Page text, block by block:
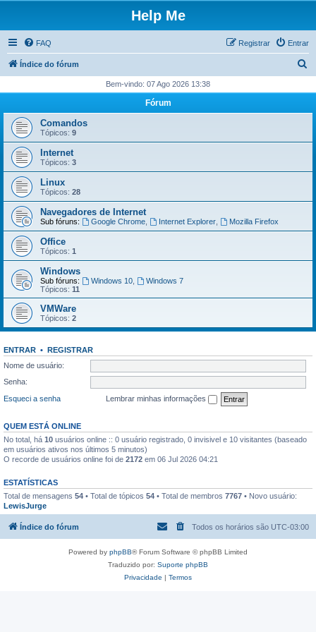
Help Me
FAQ Entrar
Registrar
Índice do fórum
q
Bem-vindo: 07 Ago 2026 13:38
Fórum
Comandos
Tópicos: 9
Internet
Tópicos: 3
Linux
Tópicos: 28
Navegadores de Internet
Sub fóruns: Google Chrome, Internet Explorer, Mozilla Firefox
Office
Tópicos: 1
Windows
Sub fóruns: Windows 10,
Windows 7
Tópicos: 11
VMWare
Tópicos: 2
ENTRAR • REGISTRAR
Nome de usuário:
Senha:
Esqueci a senha
Lembrar minhas informações
QUEM ESTÁ ONLINE
No total, há 10 usuários online :: 0 usuário registrado, 0 invisivel e 10 visitantes (baseado
em usuários ativos nos últimos 5 minutos)
O recorde de usuários online foi de 2172 em 06 Jul 2026 04:21
ESTATÍSTICAS
Total de mensagens 54 • Total de tópicos 54 • Total de membros 7767 • Novo usuário:
LewisJurge
Índice do fórum Todos os horários são UTC-03:00
Powered by phpBB® Forum Software © phpBB Limited
Traduzido por: Suporte phpBB
Privacidade | Termos